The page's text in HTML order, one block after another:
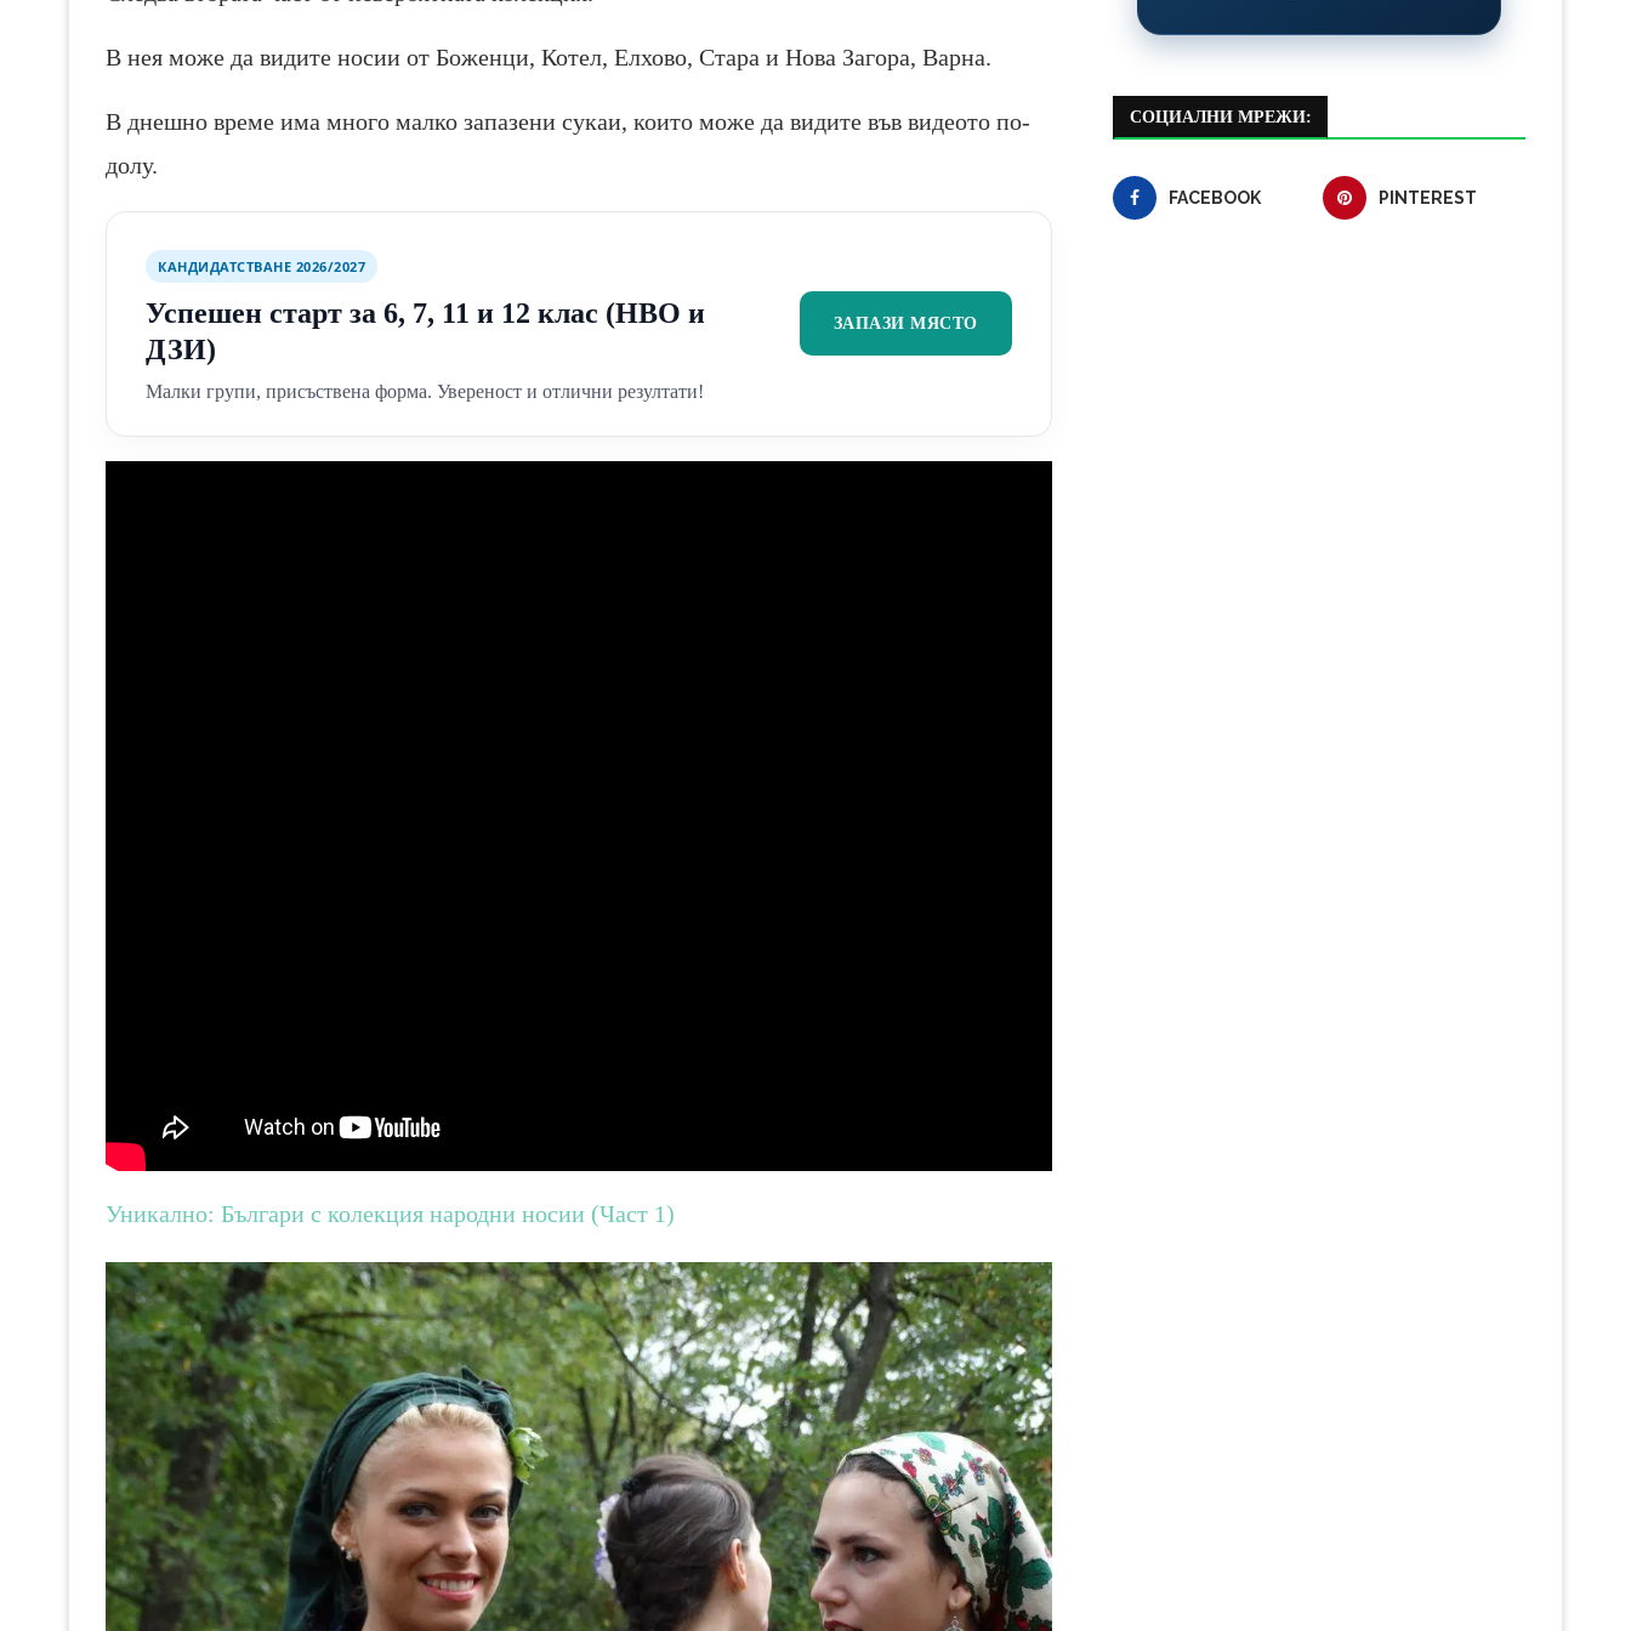
В нея може да видите носии от Боженци, Котел, Елхово, Стара и Нова Загора, Варна.
В днешно време има много малко запазени сукаи, които може да видите във видеото по-
долу.
КАНДИДАТСТВАНЕ 2026/2027
Успешен старт за 6, 7, 11 и 12 клас (НВО и
ДЗИ)
Малки групи, присъствена форма. Увереност и отлични резултати!
ЗАПАЗИ МЯСТО
Уникално: Българи с колекция народни носии (Част 1)
СОЦИАЛНИ МРЕЖИ:
FACEBOOK PINTEREST